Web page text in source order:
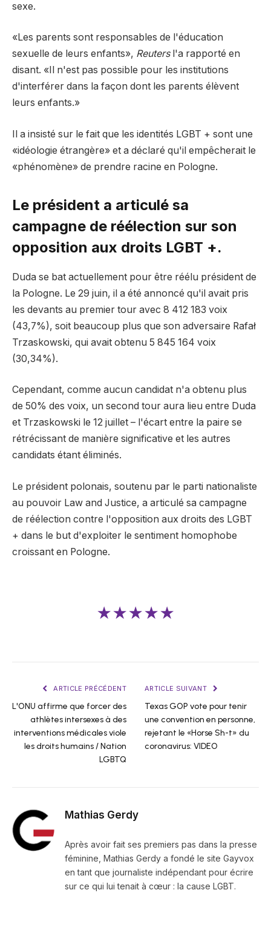
sexe.
«Les parents sont responsables de l'éducation
sexuelle de leurs enfants», Reutersl'a rapporté en
disant. «Il n'est pas possible pour les institutions
d'interférer dans la façon dont les parents élèvent
leurs enfants.»
Il a insisté sur le fait que les identités LGBT + sont une
«idéologie étrangère» et a déclaré qu'il empêcherait le
«phénomène» de prendre racine en Pologne.
Le président a articulé sa
campagne de réélection sur son
opposition aux droits LGBT +.
Duda se bat actuellement pour être réélu président de
la Pologne. Le 29 juin, il a été annoncé qu'il avait pris
les devants au premier tour avec 8 412 183 voix
(43,7%), soit beaucoup plus que son adversaire Rafał
Trzaskowski, qui avait obtenu 5 845 164 voix
(30,34%).
Cependant, comme aucun candidat n'a obtenu plus
de 50% des voix, un second tour aura lieu entre Duda
et Trzaskowski le 12 juillet – l'écart entre la paire se
rétrécissant de manière significative et les autres
candidats étant éliminés.
Le président polonais, soutenu par le parti nationaliste
au pouvoir Law and Justice, a articulé sa campagne
de réélection contre l'opposition aux droits des LGBT
+ dans le but d'exploiter le sentiment homophobe
croissant en Pologne.
★★★★★
ARTICLE PRÉCÉDENT
L'ONU affirme que forcer des
athlètes intersexes à des
interventions médicales viole
les droits humains / Nation
LGBTQ
ARTICLE SUIVANT
Texas GOP vote pour tenir
une convention en personne,
rejetant le «Horse Sh-t» du
coronavirus: VIDEO
Mathias Gerdy
Après avoir fait ses premiers pas dans la presse
féminine, Mathias Gerdy a fondé le site Gayvox
en tant que journaliste indépendant pour écrire
sur ce qui lui tenait à cœur : la cause LGBT.